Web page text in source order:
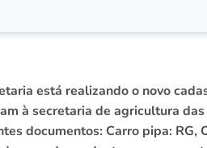
está realizando o novo
à secretaria de agricultura
documentos: Carro pipa: RG,